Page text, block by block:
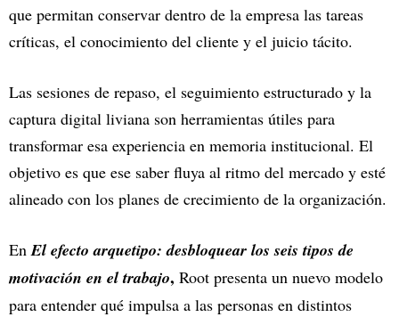
que permitan conservar dentro de la empresa las tareas
críticas, el conocimiento del cliente y el juicio tácito.
Las sesiones de repaso, el seguimiento estructurado y la
captura digital liviana son herramientas útiles para
transformar esa experiencia en memoria institucional. El
objetivo es que ese saber fluya al ritmo del mercado y esté
alineado con los planes de crecimiento de la organización.
EnEl efecto arquetipo: desbloquear los seis tipos de
motivación en el trabajo, Root presenta un nuevo modelo
para entender qué impulsa a las personas en distintos